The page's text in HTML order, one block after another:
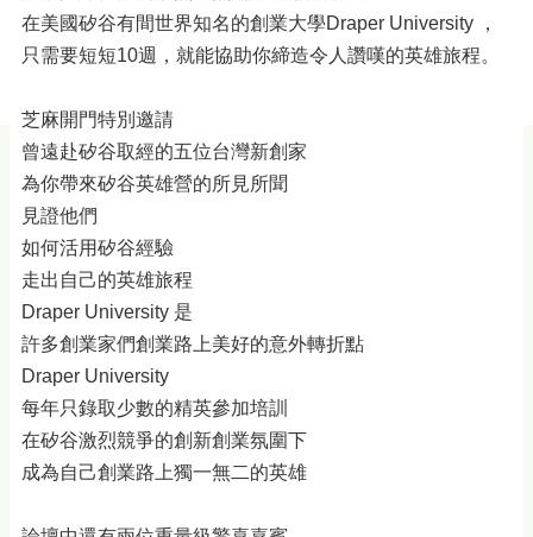
在美國矽谷有間世界知名的創業大學Draper University ，
只需要短短10週，就能協助你締造令人讚嘆的英雄旅程。
芝麻開門特別邀請
曾遠赴矽谷取經的五位台灣新創家
為你帶來矽谷英雄營的所見所聞
見證他們
如何活用矽谷經驗
走出自己的英雄旅程
Draper University 是
許多創業家們創業路上美好的意外轉折點
Draper University
每年只錄取少數的精英參加培訓
在矽谷激烈競爭的創新創業氛圍下
成為自己創業路上獨一無二的英雄